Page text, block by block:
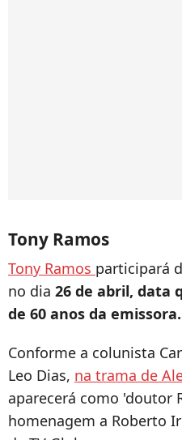
Tony Ramos
Tony Ramos participará
no dia 26 de abril, data
de 60 anos da emissora.
Conforme a colunista
Leo Dias, na trama de
aparecerá como 'doutor
homenagem a Roberto